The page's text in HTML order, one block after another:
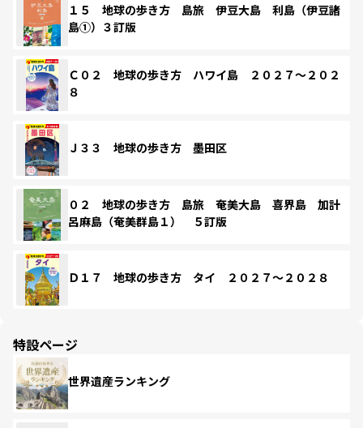
１５ 地球の歩き方 島旅 伊豆大島 利島（伊豆諸
島①）３訂版
Ｃ０２ 地球の歩き方 ハワイ島 ２０２７～２０２
８
Ｊ３３ 地球の歩き方 墨田区
０２ 地球の歩き方 島旅 奄美大島 喜界島 加計
呂麻島（奄美群島１） ５訂版
Ｄ１７ 地球の歩き方 タイ ２０２７～２０２８
特設ページ
世界遺産ランキング